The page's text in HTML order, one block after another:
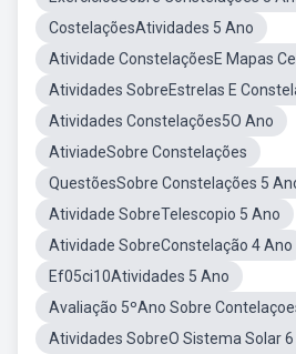
CostelaçõesAtividades 5 Ano
Atividade ConstelaçõesE Mapas
Atividades SobreEstrelas E
Atividades Constelações5O Ano
AtiviadeSobre Constelações
QuestõesSobre Constelações 5
Atividade SobreTelescopio 5 Ano
Atividade SobreConstelação 4 Ano
Ef05ci10Atividades 5 Ano
Avaliação 5ºAno Sobre
Atividades SobreO Sistema Solar